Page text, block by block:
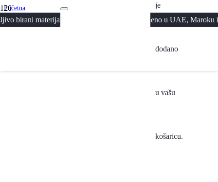
i premium izrada · Proizvedeno u UAE, Maroku i Kuvajtu ·
je
dodano
u vašu
košaricu.
Početna
/
Svi Proizvodi